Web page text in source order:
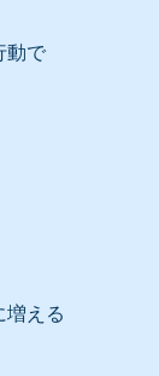
動で
増える